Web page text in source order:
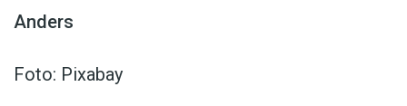
Anders
Foto: Pixabay